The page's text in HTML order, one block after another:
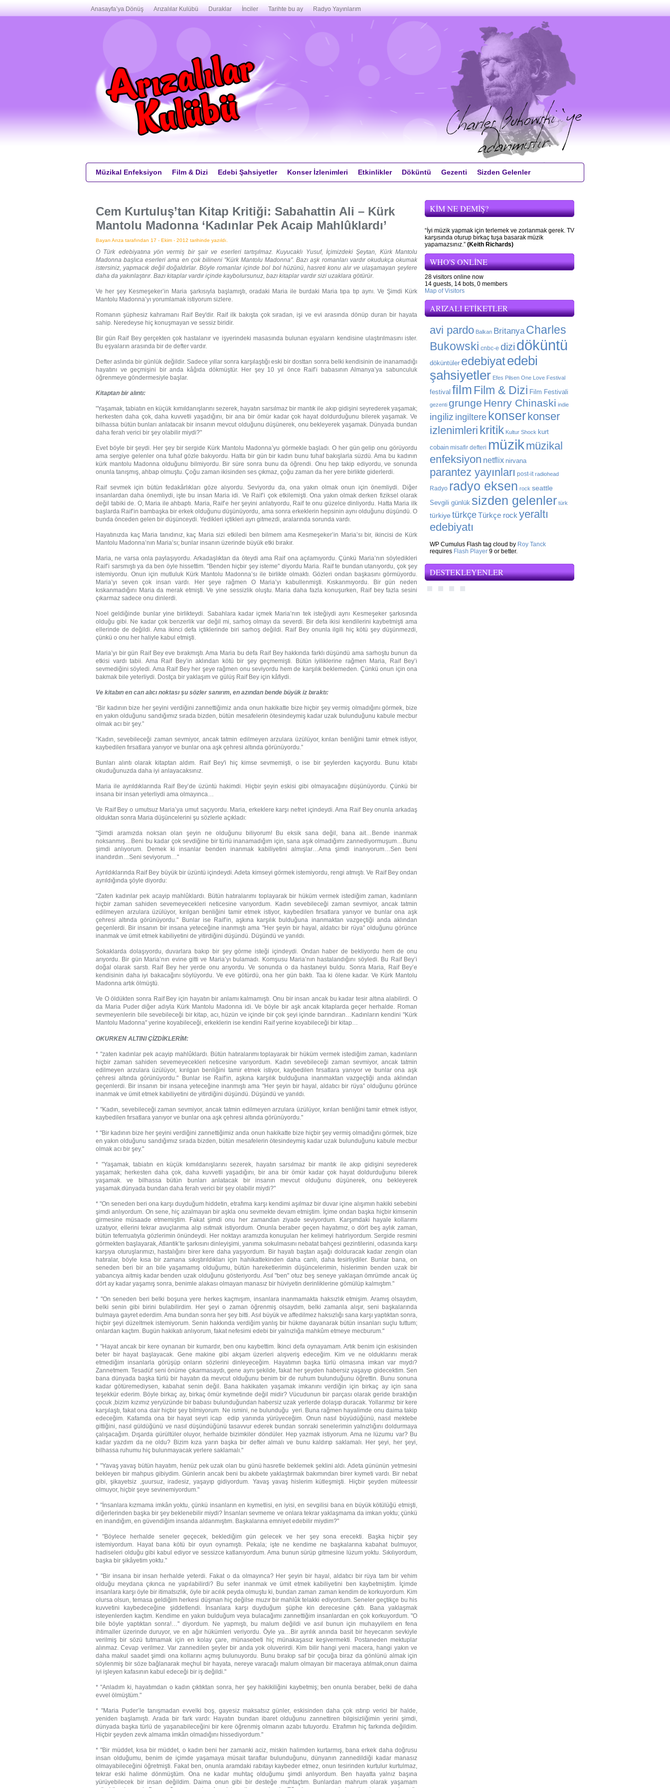
Anasayfa’ya Dönüş Arızalılar Kulübü Duraklar İnciler Tarihte bu ay Radyo Yayınlarım
Müzikal Enfeksiyon Film & Dizi Edebi Şahsiyetler Konser İzlenimleri Etkinlikler Döküntü Gezenti Sizden Gelenler
Cem Kurtuluş’tan Kitap Kritiği: Sabahattin Ali – Kürk
Mantolu Madonna ‘Kadınlar Pek Acaip Mahlûklardı’
Bayan Arıza tarafından 17 - Ekim - 2012 tarihinde yazıldı.
O Türk edebiyatına yön vermiş bir şair ve eserleri tartışılmaz. Kuyucaklı Yusuf, İçimizdeki Şeytan, Kürk Mantolu
Madonna başlıca eserleri ama en çok bilineni "Kürk Mantolu Madonna". Bazı aşk romanları vardır okudukça okumak
istersiniz, yapmacık değil doğaldırlar. Böyle romanlar içinde bol bol hüzünü, hasreti konu alır ve ulaşamayan şeylere
daha da yakınlaştırır. Bazı kitaplar vardır içinde kaybolursunuz, bazı kitaplar vardır sizi uzaklara götürür.
Ve her şey Kesmeşeker’in Maria şarkısıyla başlamıştı, oradaki Maria ile burdaki Maria tıpa tıp aynı. Ve Şimdi Kürk
Mantolu Madonna’yı yorumlamak istiyorum sizlere.
Romanın şüphesiz kahramanı Raif Bey'dir. Raif ilk bakışta çok sıradan, işi ve evi arasında dönüp duran bir hayata
sahip. Neredeyse hiç konuşmayan ve sessiz biridir.
Bir gün Raif Bey gerçekten çok hastalanır ve işyerindeki masasında bulunan eşyaların kendisine ulaştırılmasını ister.
Bu eşyaların arasında bir de defter vardır.
Defter aslında bir günlük değildir. Sadece yıllar sonra karşılaştığı eski bir dosttan sonra belki kendisinin de inanamadığı
hayatını ve geçmişini bir anda kâğıda dökmüştür. Her şey 10 yıl önce Raif’i babasının Almanya’ya sabunculuk
öğrenmeye göndermesiyle başlar.
Kitaptan bir alıntı:
"Yaşamak, tabiatın en küçük kımıldanışlarını sezerek, hayatın sarsılmaz bir mantık ile akıp gidişini seyrederek yaşamak;
herkesten daha çok, daha kuvvetli yaşadığını, bir ana bir ömür kadar çok hayat doldurduğunu bilerek yaşamak. Ve
bilhassa bütün bunları anlatacak bir insanın mevcut olduğunu düşünerek, onu bekleyerek yaşamak. Dünyada bundan
daha ferah verici bir şey olabilir miydi?"
Evet böyle bir şeydi. Her şey bir sergide Kürk Mantolu Madonna’yu görmekle başladı. O her gün gelip onu görüyordu
ama sergiye gelenler ona tuhaf gözle bakıyordu. Hatta bir gün bir kadın bunu tuhaf bakışlarla süzdü. Ama bu kadının
kürk mantolu Madonna olduğunu bilmiyordu. Bir süre sonra bunu da öğrendi. Onu hep takip ediyordu, ve sonunda
onunla tanışmış, ahbap olmuştu. Çoğu zaman ikisinden ses çıkmaz, çoğu zaman da her yere birlikte giderlerdi.
Raif sevmek için bütün fedakârlıkları göze alıyordu. Seviyordu da, ona yakın olmak onun için önemliydi. Diğer
insanlardan daha önemliydi, işte bu insan Maria idi. Ve Raif’i çok etkilemişti. Ona yakın olmak derken fiziksel olarak
değil tabiki de. O, Maria ile ahbaptı. Maria, Raif’e her şeyini anlatıyordu, Raif te onu güzelce dinliyordu. Hatta Maria ilk
başlarda Raif’in bambaşka bir erkek olduğunu düşünüyordu, ama sonra erkeklerin hepsinin aynı olduğunu düşündü. O
bunda önceden gelen bir düşünceydi. Yedikleri içtikleri ayrı gitmezdi, aralarında sorunda vardı.
Hayatınızda kaç Maria tanıdınız, kaç Maria sizi etkiledi ben bilmem ama Kesmeşeker’in Maria’sı bir, ikincisi de Kürk
Mantolu Madonna’nın Maria’sı; bunlar insanın üzerinde büyük etki bırakır.
Maria, ne varsa onla paylaşıyordu. Arkadaşlıktan da öteydi ama Raif ona açılamıyordu. Çünkü Maria’nın söyledikleri
Raif’i sarsmıştı ya da ben öyle hissettim. "Benden hiçbir şey isteme" diyordu Maria. Raif te bundan utanıyordu, çok şey
istemiyordu. Onun için mutluluk Kürk Mantolu Madonna’sı ile birlikte olmaktı. Gözleri ondan başkasını görmüyordu.
Maria’yı seven çok insan vardı. Her şeye rağmen O Maria’yı kabullenmişti. Kıskanmıyordu. Bir gün neden
kıskanmadığını Maria da merak etmişti. Ve yine sessizlik oluştu. Maria daha fazla konuşurken, Raif bey fazla sesini
çıkarmaz sadece onu dinlerdi.
Noel geldiğinde bunlar yine birlikteydi. Sabahlara kadar içmek Maria’nın tek isteğiydi aynı Kesmeşeker şarkısında
olduğu gibi. Ne kadar çok benzerlik var değil mi, sarhoş olmayı da severdi. Bir defa ikisi kendilerini kaybetmişti ama
ellerinde de değildi. Ama ikinci defa içtiklerinde biri sarhoş değildi. Raif Bey onunla ilgili hiç kötü şey düşünmezdi,
çünkü o onu her haliyle kabul etmişti.
Maria’yı bir gün Raif Bey eve bırakmıştı. Ama Maria bu defa Raif Bey hakkında farklı düşündü ama sarhoştu bunun da
etkisi vardı tabii. Ama Raif Bey’in aklından kötü bir şey geçmemişti. Bütün iyiliklerine rağmen Maria, Raif Bey’i
sevmediğini söyledi. Ama Raif Bey her şeye rağmen onu seviyordu hem de karşılık beklemeden. Çünkü onun için ona
bakmak bile yeterliydi. Dostça bir yaklaşım ve gülüş Raif Bey için kâfiydi.
Ve kitabın en can alıcı noktası şu sözler sanırım, en azından bende büyük iz bıraktı:
“Bir kadının bize her şeyini verdiğini zannettiğimiz anda onun hakikatte bize hiçbir şey vermiş olmadığını görmek, bize
en yakın olduğunu sandığımız sırada bizden, bütün mesafelerin ötesindeymiş kadar uzak bulunduğunu kabule mecbur
olmak acı bir şey.”
“Kadın, sevebileceği zaman sevmiyor, ancak tatmin edilmeyen arzulara üzülüyor, kırılan benliğini tamir etmek istiyor,
kaybedilen fırsatlara yanıyor ve bunlar ona aşk çehresi altında görünüyordu.”
Bunları alıntı olarak kitaptan aldım. Raif Bey'i hiç kimse sevmemişti, o ise bir şeylerden kaçıyordu. Bunu kitabı
okuduğunuzda daha iyi anlayacaksınız.
Maria ile ayrıldıklarında Raif Bey’de üzüntü hakimdi. Hiçbir şeyin eskisi gibi olmayacağını düşünüyordu. Çünkü bir
insana bir insan yeterliydi ama olmayınca…
Ve Raif Bey o umutsuz Maria’ya umut saçıyordu. Maria, erkeklere karşı nefret içindeydi. Ama Raif Bey onunla arkadaş
olduktan sonra Maria düşüncelerini şu sözlerle açıkladı:
"Şimdi aramızda noksan olan şeyin ne olduğunu biliyorum! Bu eksik sana değil, bana ait…Bende inanmak
noksanmış…Beni bu kadar çok sevdiğine bir türlü inanamadığım için, sana aşık olmadığımı zannediyormuşum…Bunu
şimdi anlıyorum. Demek ki insanlar benden inanmak kabiliyetini almışlar…Ama şimdi inanıyorum…Sen beni
inandırdın…Seni seviyorum…"
Ayrıldıklarında Raif Bey büyük bir üzüntü içindeydi. Adeta kimseyi görmek istemiyordu, rengi atmıştı. Ve Raif Bey ondan
ayrıldığında şöyle diyordu:
"Zaten kadınlar pek acayip mahlûklardı. Bütün hatıralarımı toplayarak bir hüküm vermek istediğim zaman, kadınların
hiçbir zaman sahiden sevemeyecekleri neticesine varıyordum. Kadın sevebileceği zaman sevmiyor, ancak tatmin
edilmeyen arzulara üzülüyor, kırılgan benliğini tamir etmek istiyor, kaybedilen fırsatlara yanıyor ve bunlar ona aşk
çehresi altında görünüyordu." Bunlar ise Raif’in, aşkına karşılık bulduğuna inanmaktan vazgeçtiği anda aklından
geçenlerdi. Bir insanın bir insana yeteceğine inanmıştı ama "Her şeyin bir hayal, aldatıcı bir rüya” olduğunu görünce
inanmak ve ümit etmek kabiliyetini de yitirdiğini düşündü. Düşündü ve yanıldı.
Sokaklarda dolaşıyordu, duvarlara bakıp bir şey görme isteği içindeydi. Ondan haber de bekliyordu hem de onu
arıyordu. Bir gün Maria’nın evine gitti ve Maria’yı bulamadı. Komşusu Maria’nın hastalandığını söyledi. Bu Raif Bey’i
doğal olarak sarstı. Raif Bey her yerde onu arıyordu. Ve sonunda o da hastaneyi buldu. Sonra Maria, Raif Bey’e
kendisinin daha iyi bakacağını söylüyordu. Ve eve götürdü, ona her gün baktı. Taa ki ölene kadar. Ve Kürk Mantolu
Madonna artık ölmüştü.
Ve O öldükten sonra Raif Bey için hayatın bir anlamı kalmamıştı. Onu bir insan ancak bu kadar tesir altına alabilirdi. O
da Maria Puder diğer adıyla Kürk Mantolu Madonna idi. Ve böyle bir aşk ancak kitaplarda geçer herhalde. Roman
sevmeyenlerin bile sevebileceği bir kitap, acı, hüzün ve içinde bir çok şeyi içinde barındıran…Kadınların kendini "Kürk
Mantolu Madonna" yerine koyabileceği, erkeklerin ise kendini Raif yerine koyabileceği bir kitap…
OKURKEN ALTINI ÇİZDİKLERİM:
* "zaten kadınlar pek acayip mahlûklardı. Bütün hatıralarımı toplayarak bir hüküm vermek istediğim zaman, kadınların
hiçbir zaman sahiden sevemeyecekleri neticesine varıyordum. Kadın sevebileceği zaman sevmiyor, ancak tatmin
edilmeyen arzulara üzülüyor, kırılgan benliğini tamir etmek istiyor, kaybedilen fırsatlara yanıyor ve bunlar ona aşk
çehresi altında görünüyordu." Bunlar ise Raif’in, aşkına karşılık bulduğuna inanmaktan vazgeçtiği anda aklından
geçenlerdi. Bir insanın bir insana yeteceğine inanmıştı ama "Her şeyin bir hayal, aldatıcı bir rüya” olduğunu görünce
inanmak ve ümit etmek kabiliyetini de yitirdiğini düşündü. Düşündü ve yanıldı.
* "Kadın, sevebileceği zaman sevmiyor, ancak tatmin edilmeyen arzulara üzülüyor, kırılan benliğini tamir etmek istiyor,
kaybedilen fırsatlara yanıyor ve bunlar ona aşk çehresi altında görünüyordu."
* "Bir kadının bize her şeyini verdiğini zannettiğimiz anda onun hakikatte bize hiçbir şey vermiş olmadığını görmek, bize
en yakın olduğunu sandığımız sırada bizden, bütün mesafelerin ötesindeymiş kadar uzak bulunduğunu kabule mecbur
olmak acı bir şey."
* "Yaşamak, tabiatın en küçük kımıldanışlarını sezerek, hayatın sarsılmaz bir mantık ile akıp gidişini seyrederek
yaşamak; herkesten daha çok, daha kuvvetli yaşadığını, bir ana bir ömür kadar çok hayat doldurduğunu bilerek
yaşamak. ve bilhassa bütün bunları anlatacak bir insanın mevcut olduğunu düşünerek, onu bekleyerek
yaşamak.dünyada bundan daha ferah verici bir şey olabilir miydi?"
* "On seneden beri ona karşı duyduğum hiddetin, etrafıma karşı kendimi aşılmaz bir duvar içine alışımın hakiki sebebini
şimdi anlıyordum. On sene, hiç azalmayan bir aşkla onu sevmekte devam etmiştim. İçime ondan başka hiçbir kimsenin
girmesine müsaade etmemiştim. Fakat şimdi onu her zamandan ziyade seviyordum. Karşımdaki hayale kollarımı
uzatıyor, ellerini tekrar avuçlarıma alıp ısıtmak istiyordum. Onunla beraber geçen hayatımız, o dört beş aylık zaman,
bütün teferruatıyla gözlerimin önündeydi. Her noktayı aramızda konuşulan her kelimeyi hatırlıyordum. Sergide resmini
görmekten başlayarak, Atlantik’te şarkısını dinleyişimi, yanıma sokulmasını nebatat bahçesi gezintilerini, odasında karşı
karşıya oturuşlarımızı, hastalığını birer kere daha yaşıyordum. Bir hayatı baştan aşağı dolduracak kadar zengin olan
hatıralar, böyle kısa bir zamana sıkıştırıldıkları için hahikattekinden daha canlı, daha tesirliydiler. Bunlar bana, on
seneden beri bir an bile yaşamamış olduğumu, bütün hareketlerimin düşüncelerimin, hislerimin benden uzak bir
yabancıya aitmiş kadar benden uzak olduğunu gösteriyordu. Asıl "ben" otuz beş seneye yaklaşan ömrümde ancak üç
dört ay kadar yaşamış sonra, benimle alakası olmayan manasız bir hüviyetin derinliklerine gömülüp kalmıştım."
* "On seneden beri belki boşuna yere herkes kaçmışım, insanlara inanmamakta haksızlık etmişim. Aramış olsaydım,
belki senin gibi birini bulabilirdim. Her şeyi o zaman öğrenmiş olsaydım, belki zamanla alışır, seni başkalarında
bulmaya gayret ederdim. Ama bundan sonra her şey bitti. Asıl büyük ve affedilmez haksızlığı sana karşı yaptıktan sonra,
hiçbir şeyi düzeltmek istemiyorum. Senin hakkında verdiğim yanlış bir hükme dayanarak bütün insanları suçlu tuttum;
onlardan kaçtım. Bugün hakikatı anlıyorum, fakat nefesimi edebi bir yalnızlığa mahkûm etmeye mecburum."
* "Hayat ancak bir kere oynanan bir kumardır, ben onu kaybettim. İkinci defa oynayamam. Artık benim için eskisinden
beter bir hayat başlayacak. Gene makine gibi akşam üzerleri alışveriş edeceğim. Kim ve ne olduklarını merak
etmediğim insanlarla görüşüp onların sözlerini dinleyeceğim. Hayatımın başka türlü olmasına imkan var mıydı?
Zannetmem. Tesadüf seni önüme çıkarmasaydı, gene aynı şekilde, fakat her şeyden habersiz yaşayıp gidecektim. Sen
bana dünyada başka türlü bir hayatın da mevcut olduğunu benim bir de ruhum bulunduğunu öğrettin. Bunu sonuna
kadar götüremediysen, kabahat senin değil. Bana hakikaten yaşamak imkanını verdiğin için birkaç ay için sana
teşekkür ederim. Böyle birkaç ay, birkaç ömür kıymetinde değil midir? Vücudunun bir parçası olarak geride bıraktığın
çocuk ,bizim kızımız yeryüzünde bir babası bulunduğundan habersiz uzak yerlerde dolaşıp duracak. Yollarımız bir kere
karşılaştı, fakat ona dair hiçbir şey bilmiyorum. Ne ismini, ne bulunduğu yeri. Buna rağmen hayalimde onu daima takip
edeceğim. Kafamda ona bir hayat seyri icap edip yanında yürüyeceğim. Onun nasıl büyüdüğünü, nasıl mektebe
gittiğini, nasıl güldüğünü ve nasıl düşündüğünü tasavvur ederek bundan sonraki senelerimin yalnızlığını doldurmaya
çalışacağım. Dışarda gürültüler oluyor, herhalde bizimkiler döndüler. Hep yazmak istiyorum. Ama ne lüzumu var? Bu
kadar yazdım da ne oldu? Bizim kıza yarın başka bir defter almalı ve bunu kaldırıp saklamalı. Her şeyi, her şeyi,
bilhassa ruhumu hiç bulunmayacak yerlere saklamalı."
* "Yavaş yavaş bütün hayatım, henüz pek uzak olan bu günü hasretle beklemek şeklini aldı. Adeta gününün yetmesini
bekleyen bir mahpus gibiydim. Günlerin ancak beni bu akıbete yaklaştırmak bakımından birer kıymeti vardı. Bir nebat
gibi, şikayetsiz ,şuursuz, iradesiz, yaşayıp gidiyordum. Yavaş yavaş hislerim kütleşmişti. Hiçbir şeyden müteessir
olmuyor, hiçbir şeye sevinemiyordum."
* "İnsanlara kızmama imkân yoktu, çünkü insanların en kıymetlisi, en iyisi, en sevgilisi bana en büyük kötülüğü etmişti,
diğerlerinden başka bir şey beklenebilir miydi? İnsanları sevmeme ve onlara tekrar yaklaşmama da imkan yoktu; çünkü
en inandığım, en güvendiğim insanda aldanmıştım. Başkalarına emniyet edebilir miydim?"
* "Böylece herhalde seneler geçecek, beklediğim gün gelecek ve her şey sona erecekti. Başka hiçbir şey
istemiyordum. Hayat bana kötü bir oyun oynamıştı. Pekala; işte ne kendime ne başkalarına kabahat bulmuyor,
hadiseleri olduğu gibi kabul ediyor ve sessizce katlanıyordum. Ama bunun sürüp gitmesine lüzum yoktu. Sıkılıyordum,
başka bir şikâyetim yoktu."
* "Bir insana bir insan herhalde yeterdi. Fakat o da olmayınca? Her şeyin bir hayal, aldatıcı bir rüya tam bir vehim
olduğu meydana çıkınca ne yapılabilirdi? Bu sefer inanmak ve ümit etmek kabiliyetini ben kaybetmiştim. İçimde
insanlara karşı öyle bir itimatsızlık, öyle bir acılık peyda olmuştu ki, bundan zaman zaman kendim de korkuyordum. Kim
olursa olsun, temasa geldiğim herkesi düşman hiç değilse muzır bir mahlûk telakki ediyordum. Seneler geçtikçe bu his
kuvvetini kaybedeceğine şiddetlendi. İnsanlara karşı duyduğum şüphe kin derecesine çıktı. Bana yaklaşmak
isteyenlerden kaçtım. Kendime en yakın bulduğum veya bulacağımı zannettiğim insanlardan en çok korkuyordum. "O
bile böyle yaptıktan sonra!…" diyordum. Ne yapmıştı, bu malum değildi ve asıl bunun için muhayyilem en fena
ihtimaller üzerinde duruyor, ve en ağır hükümleri veriyordu. Öyle ya…Bir ayrılık anında basit bir heyecanın sevkiyle
verilmiş bir sözü tutmamak için en kolay çare, münasebeti hiç münakaşasız keşivermekti. Postaneden mektuplar
alınmaz. Cevap verilmez. Var zannedilen şeyler bir anda yok oluverirdi. Kim bilir hangi yeni macera, hangi yakın ve
daha makul saadet şimdi ona kollarını açmış bulunuyordu. Bunu bırakıp saf bir çocuğa biraz da gönlünü almak için
söylenmiş bir söze bağlanarak meçhul bir hayata, nereye varacağı malum olmayan bir maceraya atılmak,onun daima
iyi işleyen kafasının kabul edeceği bir iş değildi."
* "Anladım ki, hayatımdan o kadın çıktıktan sonra, her şey hakikiliğini kaybetmiş; ben onunla beraber, belki de daha
evvel ölmüştüm."
* "Maria Puder’le tanışmadan evvelki boş, gayesiz maksatsız günler, eskisinden daha çok ıstırıp verici bir halde,
yeniden başlamıştı. Arada bir fark vardı: Hayatın bundan ibaret olduğunu zannettiren bilgisizliğimin yerini şimdi,
dünyada başka türlü de yaşanabileceğini bir kere öğrenmiş olmanın azabı tutuyordu. Etrafımın hiç farkında değildim.
Hiçbir şeyden zevk almama imkân olmadığını hissediyordum."
* "Bir müddet, kısa bir müddet, o kadın beni her zamanki aciz, miskin halimden kurtarmış, bana erkek daha doğrusu
insan olduğumu, benim de içimde yaşamaya müsait taraflar bulunduğunu, dünyanın zannedildiği kadar manasız
olmayabileceğini öğretmişti. Fakat ben, onunla aramdaki rabıtayı kaybeder etmez, onun tesirinden kurtulur kurtulmaz,
tekrar eski halime dönmüştüm. Ona ne kadar muhtaç olduğumu şimdi anlıyordum. Ben hayatta yalnız başına
yürüyebilecek bir insan değildim. Daima onun gibi bir desteğe muhtaçtım. Bunlardan mahrum olarak yaşamam
KIM NE DEMIŞ?
“İyi müzik yapmak için terlemek ve zorlanmak gerek. TV
karşısında oturup birkaç tuşa basarak müzik
yapamazsınız.” (Keith Richards)
WHO'S ONLINE
28 visitors online now
14 guests, 14 bots, 0 members
Map of Visitors
ARIZALI ETIKETLER
avi pardo Balkan Britanya Charles
Bukowski cnbc-e dizi döküntü
döküntüler edebiyatedebi
şahsiyetler Efes Pilsen One Love Festival
festival film Film & Dizi Film Festivali
gezenti grunge Henry Chinaski indie
ingiliz ingiltere konserkonser
izlenimleri kritik Kultur Shock kurt
cobain misafir defteri müzikmüzikal
enfeksiyon netflix nirvana
parantez yayınları post-it radiohead
Radyo radyo eksen rock seattle
Sevgili günlük sizden gelenler türk
türkiye türkçeTürkçe rock yeraltı
edebiyatı
WP Cumulus Flash tag cloud by Roy Tanck
requires Flash Player 9 or better.
DESTEKLEYENLER